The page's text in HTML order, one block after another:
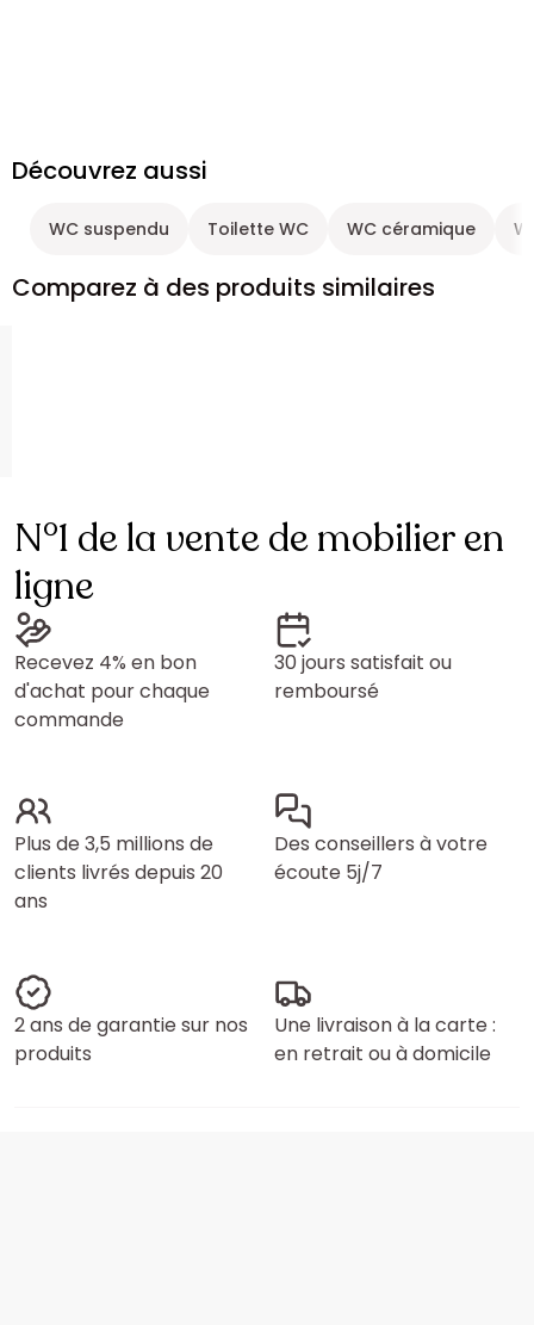
Découvrez aussi
WC suspendu Toilette WC WC céramique
Comparez à des produits similaires
N°1 de la vente de mobilier en
ligne
Recevez 4% en bon
d'achat pour chaque
commande
30 jours satisfait ou
remboursé
Plus de 3,5 millions de
clients livrés depuis 20
ans
Des conseillers à votre
écoute 5j/7
2 ans de garantie sur nos
produits
Une livraison à la carte :
en retrait ou à domicile